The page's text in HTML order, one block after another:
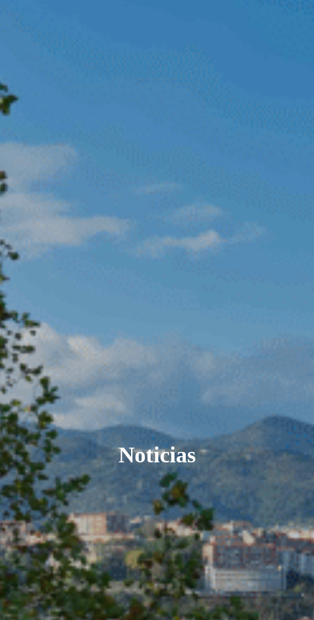
Noticias